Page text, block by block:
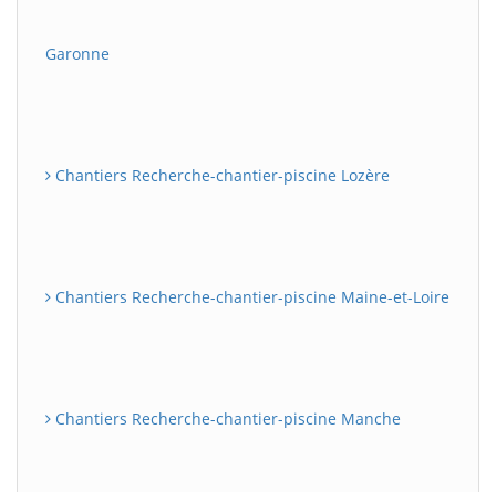
Garonne
Chantiers Recherche-chantier-piscine Lozère
Chantiers Recherche-chantier-piscine Maine-et-Loire
Chantiers Recherche-chantier-piscine Manche